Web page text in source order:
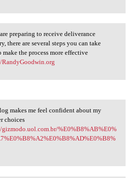
preparing to
preparing to receive deliverance
there are several steps you can take
make the process more effective
makes me feel
makes me feel confident about my
choices
%E0%B8%AB%E0%